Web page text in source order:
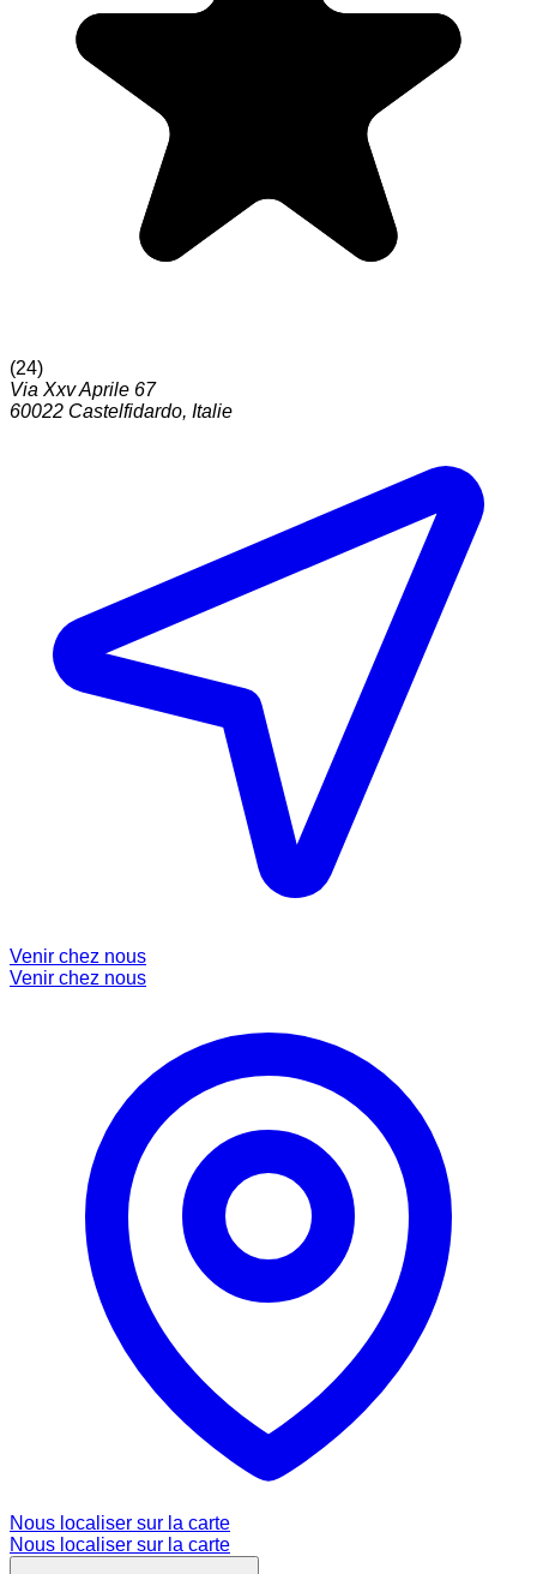
(24)
Via Xxv Aprile 67
60022 Castelfidardo, Italie
Venir chez nous
Venir chez nous
Nous localiser sur la carte
Nous localiser sur la carte